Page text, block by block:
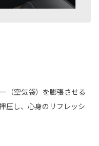
（空気袋）を膨張させる
圧し、心身のリフレッシ